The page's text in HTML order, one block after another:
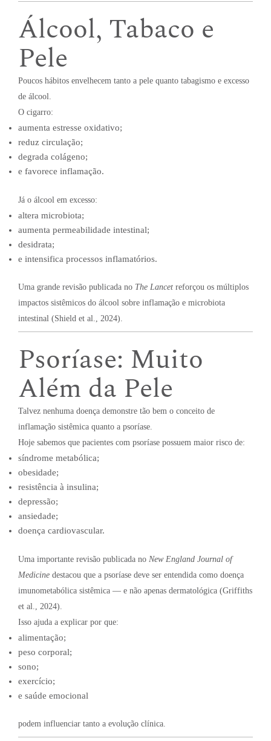
Álcool, Tabaco e
Pele
Poucos hábitos envelhecem tanto a pele quanto tabagismo e excesso
de álcool.
O cigarro:
aumenta estresse oxidativo;
reduz circulação;
degrada colágeno;
e favorece inflamação.
Já o álcool em excesso:
altera microbiota;
aumenta permeabilidade intestinal;
desidrata;
e intensifica processos inflamatórios.
Uma grande revisão publicada no The Lancet reforçou os múltiplos
impactos sistêmicos do álcool sobre inflamação e microbiota
intestinal (Shield et al., 2024).
Psoríase: Muito
Além da Pele
Talvez nenhuma doença demonstre tão bem o conceito de
inflamação sistêmica quanto a psoríase.
Hoje sabemos que pacientes com psoríase possuem maior risco de:
síndrome metabólica;
obesidade;
resistência à insulina;
depressão;
ansiedade;
doença cardiovascular.
Uma importante revisão publicada no New England Journal of
Medicine destacou que a psoríase deve ser entendida como doença
imunometabólica sistêmica — e não apenas dermatológica (Griffiths
et al., 2024).
Isso ajuda a explicar por que:
alimentação;
peso corporal;
sono;
exercício;
e saúde emocional
podem influenciar tanto a evolução clínica.